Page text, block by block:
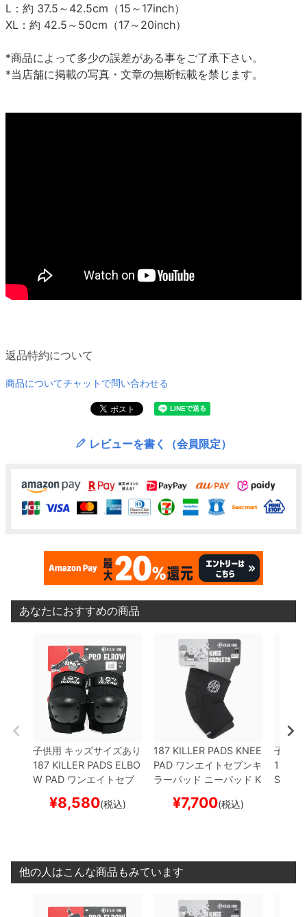
L：約 37.5～42.5cm（15～17inch）
XL：約 42.5～50cm（17～20inch）
*商品によって多少の誤差がある事をご了承下さい。
*当店舗に掲載の写真・文章の無断転載を禁じます。
返品特約について
商品についてチャットで問い合わせる
レビューを書く（会員限定）
あなたにおすすめの商品
子供用 キッズサイズあり
187 KILLER PADS ELBO
W PAD ワンエイトセブ
パッド（ひじ）PRO EL
¥8,580(税込)
187 KILLER PADS KNEE
PAD ワンエイトセブンキ
ラーパッド ニーパッド K
ター セーフティーギア
¥7,700(税込)
子供用
187
他の人はこんな商品もみています